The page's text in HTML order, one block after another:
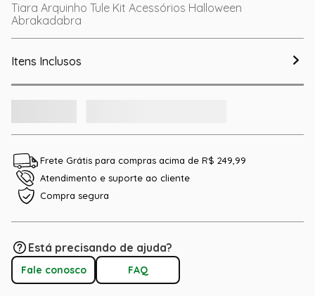
Tiara Arquinho Tule Kit Acessórios Halloween
Abrakadabra
Itens Inclusos
Frete Grátis para compras acima de R$ 249,99
Atendimento e suporte ao cliente
Compra segura
Está precisando de ajuda?
Fale conosco FAQ